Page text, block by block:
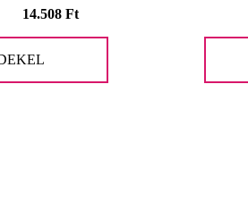
14.508 Ft